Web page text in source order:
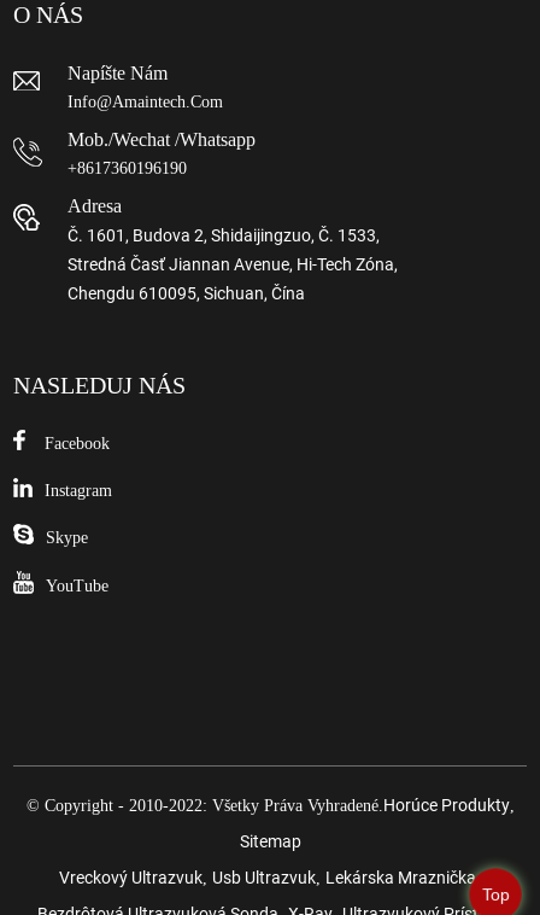
O NÁS
Napíšte Nám
Info@amaintech.com
Mob./wechat /whatsapp
+8617360196190
Adresa
Č. 1601, Budova 2, Shidaijingzuo, Č. 1533,
Stredná Časť Jiannan Avenue, Hi-Tech Zóna,
Chengdu 610095, Sichuan, Čína
NASLEDUJ NÁS
Facebook
Instagram
Skype
YouTube
© Copyright - 2010-2022: Všetky Práva Vyhradené. Horúce Produkty,
Sitemap
Vreckový Ultrazvuk Usb Ultrazvuk Lekárska Mraznička,
Top